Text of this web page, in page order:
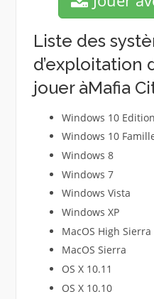
Liste des
d’exploitation
jouer àMafia
Windows 10
Windows 10
Windows 8
Windows 7
Windows Vista
Windows XP
MacOS High Sierra
MacOS Sierra
OS X 10.11
OS X 10.10